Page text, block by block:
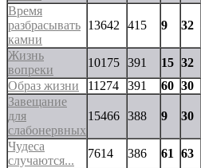
Время
разбрасывать
камни
13642 415 9 32
Жизнь
вопреки
10175 391 15 32
Образ жизни
11274 391 60 30
Завещание
для
слабонервных
15466 388 9 30
Чудеса
случаются...
7614 386 61 63